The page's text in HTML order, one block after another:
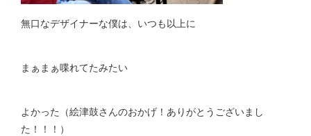
無口なデザイナーな僕は、いつも以上に
まぁまぁ喋れてたみたい
よかった（絵津鼓さんのおかげ！ありがとうございまし
た！！！）